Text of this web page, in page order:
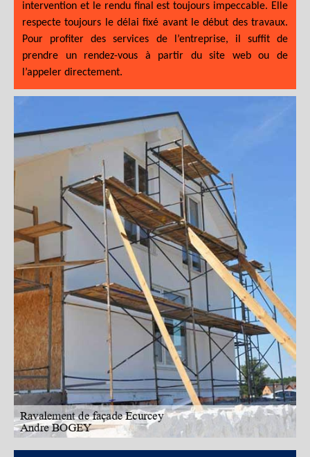
intervention et le rendu final est toujours impeccable. Elle
respecte toujours le délai fixé avant le début des travaux.
Pour profiter des services de l’entreprise, il suffit de
prendre un rendez-vous à partir du site web ou de
l’appeler directement.